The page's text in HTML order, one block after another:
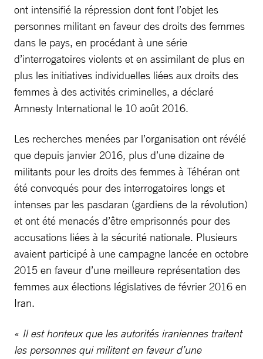
ont intensifié la répression dont font l’objet les
personnes militant en faveur des droits des femmes
dans le pays, en procédant à une série
d’interrogatoires violents et en assimilant de plus en
plus les initiatives individuelles liées aux droits des
femmes à des activités criminelles, a déclaré
Amnesty International le 10 août 2016.
Les recherches menées par l’organisation ont révélé
que depuis janvier 2016, plus d’une dizaine de
militants pour les droits des femmes à Téhéran ont
été convoqués pour des interrogatoires longs et
intenses par les pasdaran (gardiens de la révolution)
et ont été menacés d’être emprisonnés pour des
accusations liées à la sécurité nationale. Plusieurs
avaient participé à une campagne lancée en octobre
2015 en faveur d’une meilleure représentation des
femmes aux élections législatives de février 2016 en
Iran.
« Il est honteux que les autorités iraniennes traitent
les personnes qui militent en faveur d’une